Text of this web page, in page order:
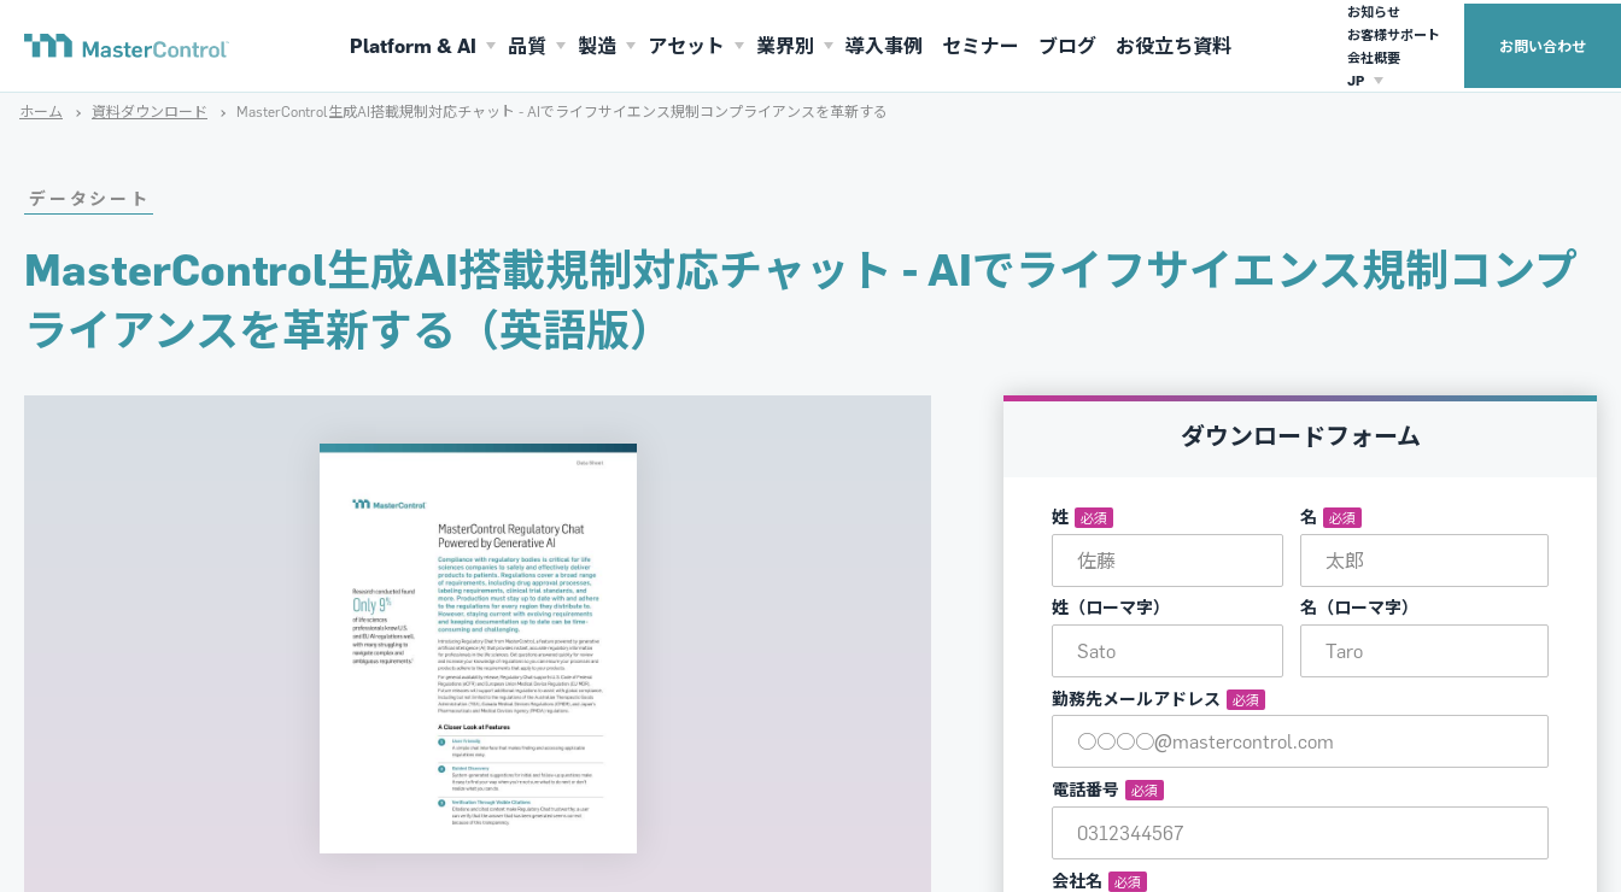
Platform & AI 品質 製造 アセット 業界別 導入事例 セミナー ブログ お役立ち資料
お知らせ
お客様サポート
会社概要
JP
繁體中文
お問い合わせ
ホーム 資料ダウンロード MasterControl生成AI搭載規制対応チャット - AIでライフサイエンス規制コンプライアンスを革新する
データシート
MasterControl生成AI搭載規制対応チャット - AIでライフサイエンス規制コンプ
ライアンスを革新する（英語版）
ダウンロードフォーム
姓 名
姓（ローマ字） 名（ローマ字）
勤務先メールアドレス
電話番号
会社名